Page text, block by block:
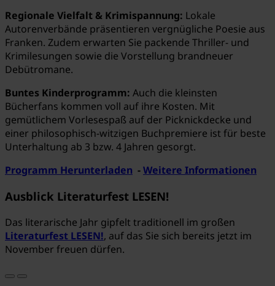
Regionale Vielfalt & Krimispannung: Lokale
Autorenverbände präsentieren vergnügliche Poesie aus
Franken. Zudem erwarten Sie packende Thriller- und
Krimilesungen sowie die Vorstellung brandneuer
Debütromane.
Buntes Kinderprogramm: Auch die kleinsten
Bücherfans kommen voll auf ihre Kosten. Mit
gemütlichem Vorlesespaß auf der Picknickdecke und
einer philosophisch-witzigen Buchpremiere ist für beste
Unterhaltung ab 3 bzw. 4 Jahren gesorgt.
Programm Herunterladen -Weitere Informationen
Ausblick Literaturfest LESEN!
Das literarische Jahr gipfelt traditionell im großen
Literaturfest LESEN!, auf das Sie sich bereits jetzt im
November freuen dürfen.